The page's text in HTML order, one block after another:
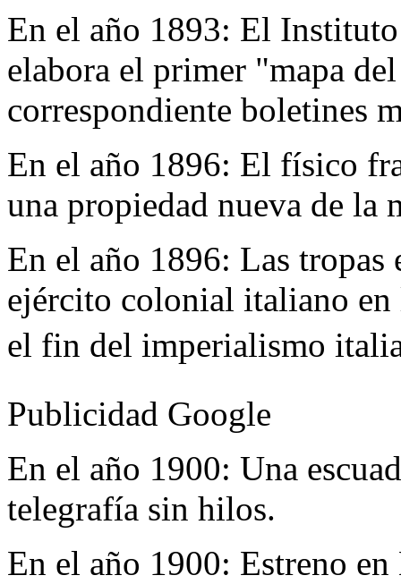
En el año 1893: El
elabora el primer "mapa
correspondiente boletines
En el año 1896: El físico
una propiedad nueva de la
En el año 1896: Las tropas
ejército colonial italiano en
el fin del imperialismo
Publicidad Google
En el año 1900: Una
telegrafía sin hilos.
En el año 1900: Estreno